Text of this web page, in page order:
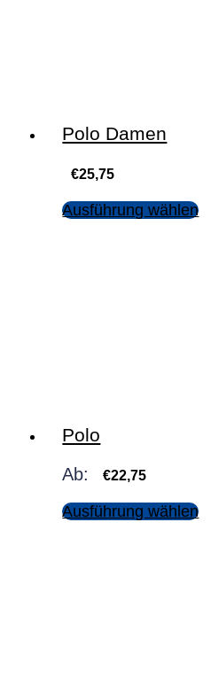
Polo Damen
€25,75
Ausführung wählen
Polo
Ab: €22,75
Ausführung wählen